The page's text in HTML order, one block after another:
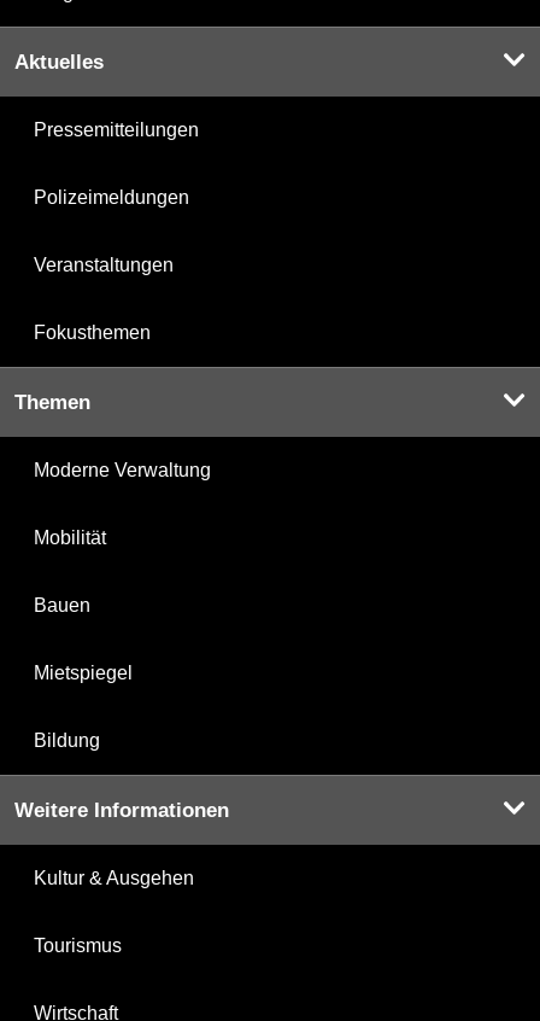
Aktuelles
Pressemitteilungen
Polizeimeldungen
Veranstaltungen
Fokusthemen
Themen
Moderne Verwaltung
Mobilität
Bauen
Mietspiegel
Bildung
Weitere Informationen
Kultur & Ausgehen
Tourismus
Wirtschaft